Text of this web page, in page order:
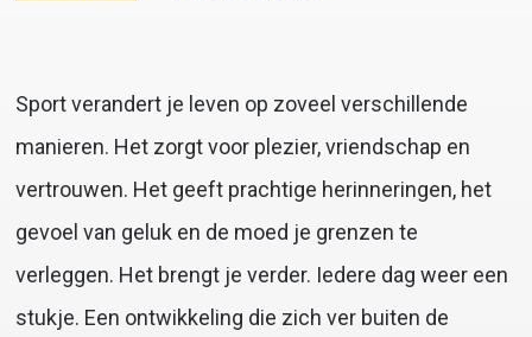
Sport verandert je leven op zoveel verschillende
manieren. Het zorgt voor plezier, vriendschap en
vertrouwen. Het geeft prachtige herinneringen, het
gevoel van geluk en de moed je grenzen te
verleggen. Het brengt je verder. Iedere dag weer een
stukje. Een ontwikkeling die zich ver buiten de